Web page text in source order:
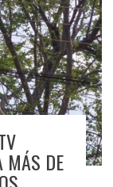
MÁS DE